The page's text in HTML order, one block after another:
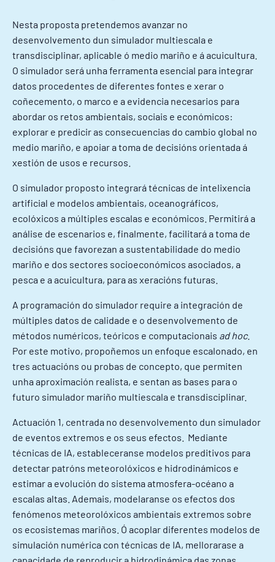
Nesta proposta pretendemos avanzar no
desenvolvemento dun simulador multiescala e
transdisciplinar, aplicable ó medio mariño e á acuicultura.
O simulador será unha ferramenta esencial para integrar
datos procedentes de diferentes fontes e xerar o
coñecemento, o marco e a evidencia necesarios para
abordar os retos ambientais, sociais e económicos:
explorar e predicir as consecuencias do cambio global no
medio mariño, e apoiar a toma de decisións orientada á
xestión de usos e recursos.
O simulador proposto integrará técnicas de intelixencia
artificial e modelos ambientais, oceanográficos,
ecolóxicos a múltiples escalas e económicos. Permitirá a
análise de escenarios e, finalmente, facilitará a toma de
decisións que favorezan a sustentabilidade do medio
mariño e dos sectores socioeconómicos asociados, a
pesca e a acuicultura, para as xeracións futuras.
A programación do simulador require a integración de
múltiples datos de calidade e o desenvolvemento de
métodos numéricos, teóricos e computacionais ad hoc.
Por este motivo, propoñemos un enfoque escalonado, en
tres actuacións ou probas de concepto, que permiten
unha aproximación realista, e sentan as bases para o
futuro simulador mariño multiescala e transdisciplinar.
Actuación 1, centrada no desenvolvemento dun simulador
de eventos extremos e os seus efectos. Mediante
técnicas de IA, estableceranse modelos preditivos para
detectar patróns meteorolóxicos e hidrodinámicos e
estimar a evolución do sistema atmosfera-océano a
escalas altas. Ademais, modelaranse os efectos dos
fenómenos meteorolóxicos ambientais extremos sobre
os ecosistemas mariños. Ó acoplar diferentes modelos de
simulación numérica con técnicas de IA, mellorarase a